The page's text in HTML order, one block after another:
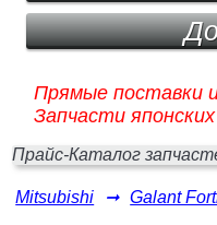
Прямые поставки
Запчасти
Прайс-Каталог
Mitsubishi ➞ Galant